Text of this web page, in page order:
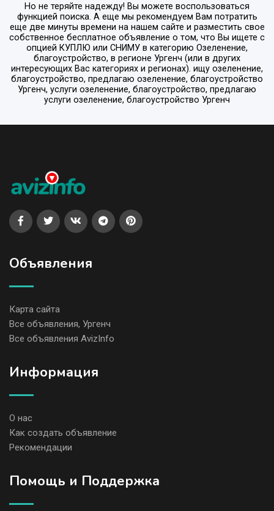
Но не теряйте надежду! Вы можете воспользоваться
функцией поиска. А еще мы рекомендуем Вам потратить
еще две минуты времени на нашем сайте и разместить свое
собственное бесплатное объявление о том, что Вы ищете с
опцией КУПЛЮ или СНИМУ в категорию Озеленение,
благоустройство, в регионе Ургенч (или в других
интересующих Вас категориях и регионах). ищу озеленение,
благоустройство, предлагаю озеленение, благоустройство
Ургенч, услуги озеленение, благоустройство, предлагаю
услуги озеленение, благоустройство Ургенч
Объявления
Карта сайта
Все объявления, Ургенч
Все объявления AvizInfo
Информация
О нас
Как создать объявление
Рекомендации
Помощь и Поддержка